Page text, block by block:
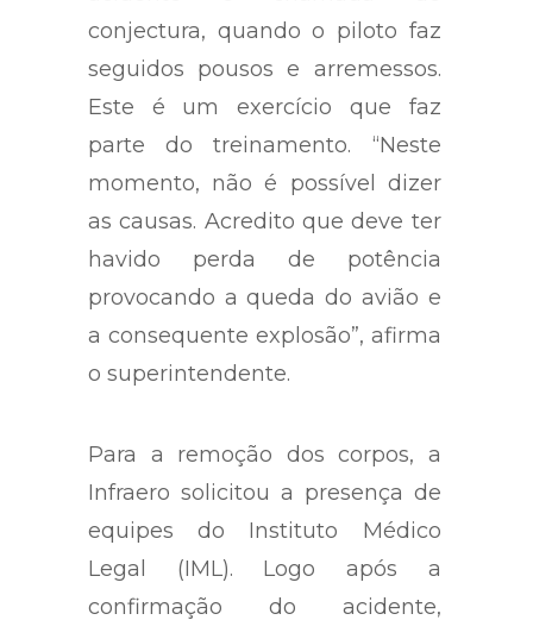
conjectura, quando o piloto faz
seguidos pousos e arremessos.
Este é um exercício que faz
parte do treinamento. “Neste
momento, não é possível dizer
as causas. Acredito que deve ter
havido perda de potência
provocando a queda do avião e
a consequente explosão”, afirma
o superintendente.
Para a remoção dos corpos, a
Infraero solicitou a presença de
equipes do Instituto Médico
Legal (IML). Logo após a
confirmação do acidente,